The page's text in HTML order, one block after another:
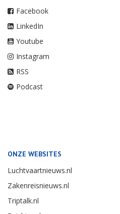
Facebook
LinkedIn
Youtube
Instagram
RSS
Podcast
ONZE WEBSITES
Luchtvaartnieuws.nl
Zakenreisnieuws.nl
Triptalk.nl